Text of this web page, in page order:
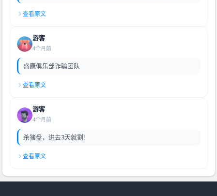
查看原文
游客
4个月前
盛康俱乐部诈骗团队
查看原文
游客
4个月前
杀猪盘，进去3天就割！
查看原文